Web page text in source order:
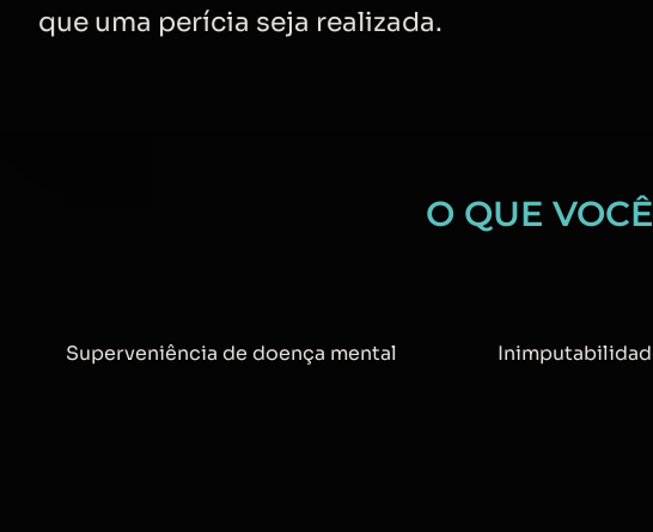
que uma perícia seja realizada.
O QUE
Superveniência de doença mental